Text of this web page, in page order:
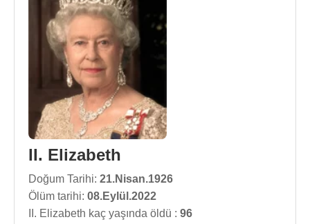
II. Elizabeth
Doğum Tarihi: 21.Nisan.1926
Ölüm tarihi: 08.Eylül.2022
II. Elizabeth kaç yaşında öldü : 96